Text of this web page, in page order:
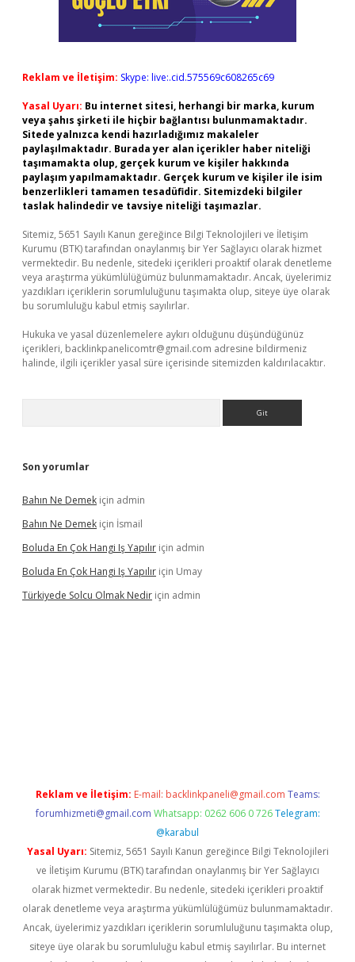
Reklam ve İletişim: Skype: live:.cid.575569c608265c69
Yasal Uyarı: Bu internet sitesi, herhangi bir marka, kurum
veya şahıs şirketi ile hiçbir bağlantısı bulunmamaktadır.
Sitede yalnızca kendi hazırladığımız makaleler
paylaşılmaktadır. Burada yer alan içerikler haber niteliği
taşımamakta olup, gerçek kurum ve kişiler hakkında
paylaşım yapılmamaktadır. Gerçek kurum ve kişiler ile isim
benzerlikleri tamamen tesadüfidir. Sitemizdeki bilgiler
taslak halindedir ve tavsiye niteliği taşımazlar.
Sitemiz, 5651 Sayılı Kanun gereğince Bilgi Teknolojileri ve İletişim
Kurumu (BTK) tarafından onaylanmış bir Yer Sağlayıcı olarak hizmet
vermektedir. Bu nedenle, sitedeki içerikleri proaktif olarak denetleme
veya araştırma yükümlülüğümüz bulunmamaktadır. Ancak, üyelerimiz
yazdıkları içeriklerin sorumluluğunu taşımakta olup, siteye üye olarak
bu sorumluluğu kabul etmiş sayılırlar.
Hukuka ve yasal düzenlemelere aykırı olduğunu düşündüğünüz
içerikleri, backlinkpanelicomtr@gmail.com adresine bildirmeniz
halinde, ilgili içerikler yasal süre içerisinde sitemizden kaldırılacaktır.
Son yorumlar
Bahın Ne Demek için admin
Bahın Ne Demek için İsmail
Boluda En Çok Hangi Iş Yapılır için admin
Boluda En Çok Hangi Iş Yapılır için Umay
Türkiyede Solcu Olmak Nedir için admin
Reklam ve İletişim: E-mail: backlinkpaneli@gmail.com Teams:
forumhizmeti@gmail.com Whatsapp: 0262 606 0 726 Telegram:
@karabul
Yasal Uyarı: Sitemiz, 5651 Sayılı Kanun gereğince Bilgi Teknolojileri
ve İletişim Kurumu (BTK) tarafından onaylanmış bir Yer Sağlayıcı
olarak hizmet vermektedir. Bu nedenle, sitedeki içerikleri proaktif
olarak denetleme veya araştırma yükümlülüğümüz bulunmamaktadır.
Ancak, üyelerimiz yazdıkları içeriklerin sorumluluğunu taşımakta olup,
siteye üye olarak bu sorumluluğu kabul etmiş sayılırlar. Bu internet